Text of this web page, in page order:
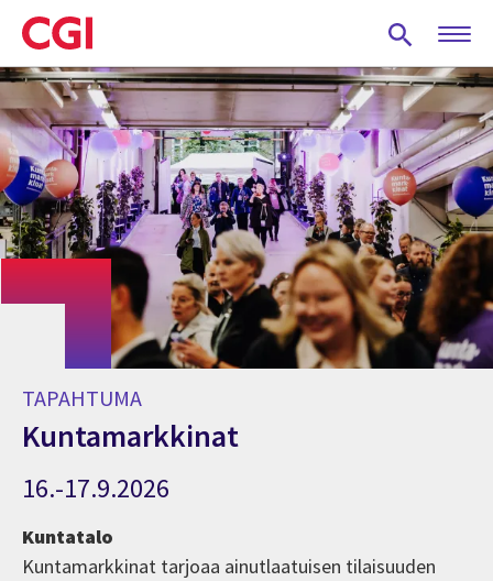
Skip
to
main
content
TAPAHTUMA
Kuntamarkkinat
16.-17.9.2026
Kuntatalo
Kuntamarkkinat tarjoaa ainutlaatuisen tilaisuuden